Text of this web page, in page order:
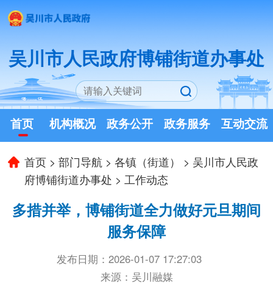
吴川市人民政府博铺街道办事处
首页 机构概况 政务公开 政务服务 互动交流
首页 >部门导航 >各镇（街道） > 吴川市人民政
府博铺街道办事处 > 工作动态
多措并举，博铺街道全力做好元旦期间
服务保障
发布日期：2026-01-07 17:27:03
来源：吴川融媒